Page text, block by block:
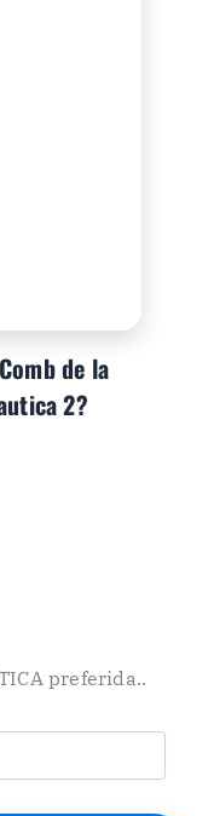
de la
2?
preferida..